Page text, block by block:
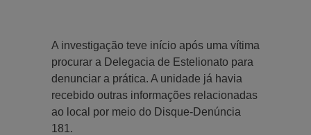
A investigação teve início após uma vítima
procurar a Delegacia de Estelionato para
denunciar a prática. A unidade já havia
recebido outras informações relacionadas
ao local por meio do Disque-Denúncia
181.